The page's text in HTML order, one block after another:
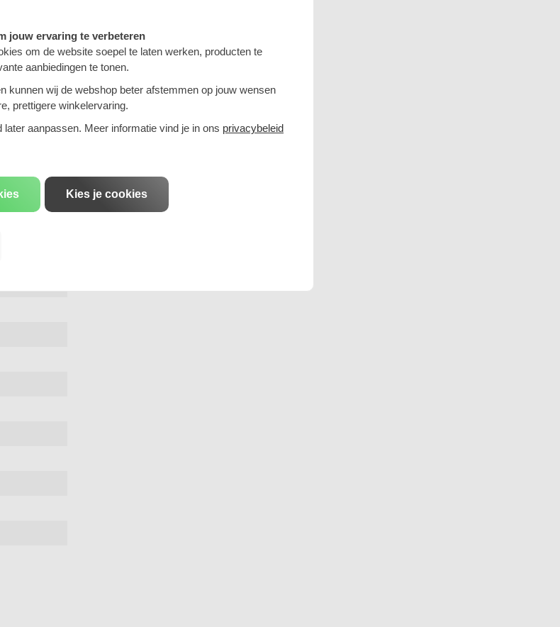
en een
hun auto
te
wij helpen
variëren
als
retour.
jouw ervaring te verbeteren
om de website soepel te laten werken, producten te
aanbiedingen te tonen.
kunnen wij de webshop beter afstemmen op jouw wensen
prettigere winkelervaring.
aanpassen. Meer informatie vind je in ons privacybeleid
Kies je cookies